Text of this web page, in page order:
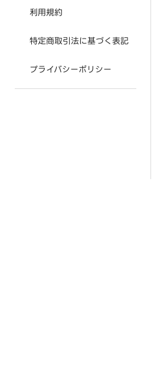
利用規約
特定商取引法に基づく表記
プライバシーポリシー